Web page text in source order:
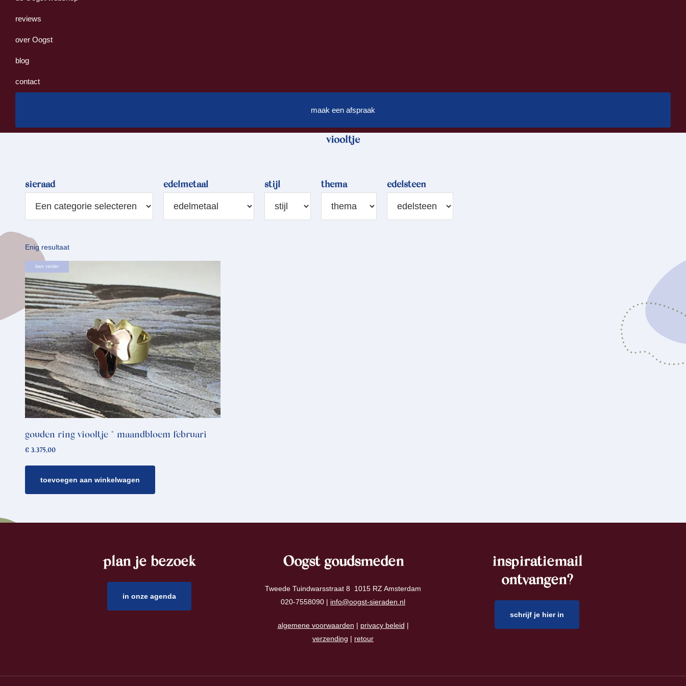
reviews
over Oogst
blog
contact
maak een afspraak
viooltje
sieraad edelmetaal stijl thema edelsteen
Enig resultaat
lees verder
gouden ring viooltje * maandbloem februari
€ 3.375,00
toevoegen aan winkelwagen
plan je bezoek
in onze agenda
Oogst goudsmeden
Tweede Tuindwarsstraat 8 1015 RZ Amsterdam
020-7558090 | info@oogst-sieraden.nl
algemene voorwaarden | privacy beleid |
verzending | retour
inspiratiemail
ontvangen?
schrijf je hier in